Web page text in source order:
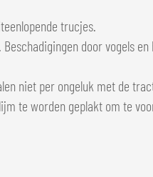
trucjes.
door vogels
niet per ongeluk met de
te worden geplakt om te